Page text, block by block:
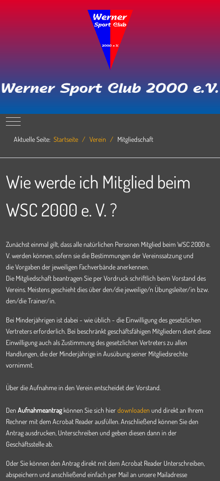
Mobile Menu Toggle
Aktuelle Seite: Startseite Verein Mitgliedschaft
Wie werde ich Mitglied beim
WSC 2000 e. V. ?
Zunächst einmal gilt, dass alle natürlichen Personen Mitglied beim WSC 2000 e.
V. werden können, sofern sie die Bestimmungen der Vereinssatzung und
die Vorgaben der jeweiligen Fachverbände anerkennen.
Die Mitgliedschaft beantragen Sie per Vordruck schriftlich beim Vorstand des
Vereins. Meistens geschieht dies über den/die jeweilige/n Übungsleiter/in bzw.
den/die Trainer/in.
Bei Minderjährigen ist dabei - wie üblich - die Einwilligung des gesetzlichen
Vertreters erforderlich. Bei beschränkt geschäftsfähigen Mitgliedern dient diese
Einwilligung auch als Zustimmung des gesetzlichen Vertreters zu allen
Handlungen, die der Minderjährige in Ausübung seiner Mitgliedsrechte
vornimmt.
Über die Aufnahme in den Verein entscheidet der Vorstand.
Den Aufnahmeantragkönnen Sie sich hierdownloaden und direkt an Ihrem
Rechner mit dem Acrobat Reader ausfüllen. Anschließend können Sie den
Antrag ausdrucken, Unterschreiben und geben diesen dann in der
Geschäftsstelle ab.
Oder Sie können den Antrag direkt mit dem Acrobat Reader Unterschreiben,
abspeichern und anschließend einfach per Mail an unsere Mailadresse